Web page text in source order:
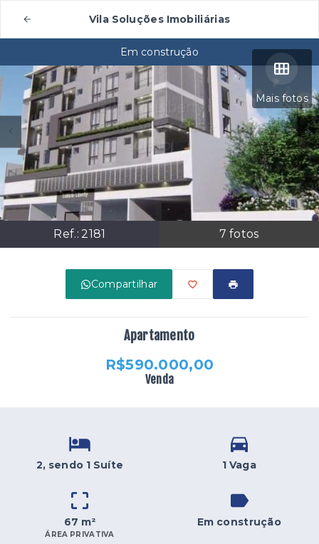
Vila Soluções Imobiliárias
Mais fotos
Ref.: 2181 7 fotos
Em construção
Compartilhar
Apartamento
R$590.000,00
Venda
2, sendo 1 Suíte 1 Vaga
67 m²
ÁREA PRIVATIVA
Em construção